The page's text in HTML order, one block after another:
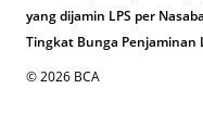
yang dijamin LPS per
Tingkat Bunga Penjaminan
© 2026 BCA